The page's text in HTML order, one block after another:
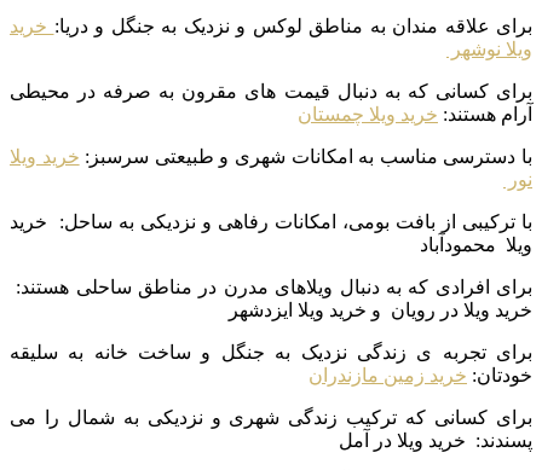
برای علاقه مندان به مناطق لوکس و نزدیک به جنگل و دریا: خرید
ویلا نوشهر
برای کسانی که به دنبال قیمت های مقرون به صرفه در محیطی
آرام هستند: خرید ویلا چمستان
با دسترسی مناسب به امکانات شهری و طبیعتی سرسبز: خرید ویلا
نور
با ترکیبی از بافت بومی، امکانات رفاهی و نزدیکی به ساحل: خرید
ویلا محمودآباد
برای افرادی که به دنبال ویلاهای مدرن در مناطق ساحلی هستند:
خرید ویلا در رویان و خرید ویلا ایزدشهر
برای تجربه ی زندگی نزدیک به جنگل و ساخت خانه به سلیقه
خودتان: خرید زمین مازندران
برای کسانی که ترکیب زندگی شهری و نزدیکی به شمال را می
پسندند: خرید ویلا در آمل